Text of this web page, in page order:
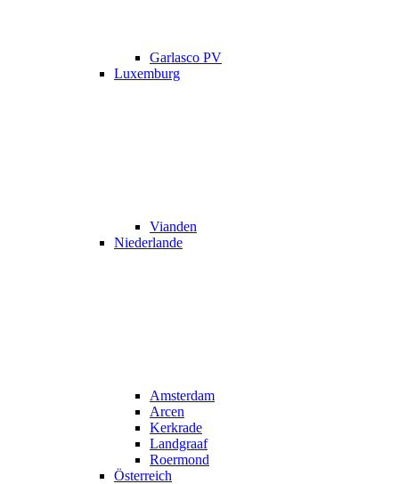
Garlasco PV
Luxemburg
Vianden
Niederlande
Amsterdam
Arcen
Kerkrade
Landgraaf
Roermond
Österreich